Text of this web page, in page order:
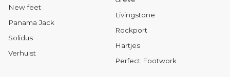
New feet
Panama Jack
Solidus
Verhulst
Livingstone
Rockport
Hartjes
Perfect Footwork